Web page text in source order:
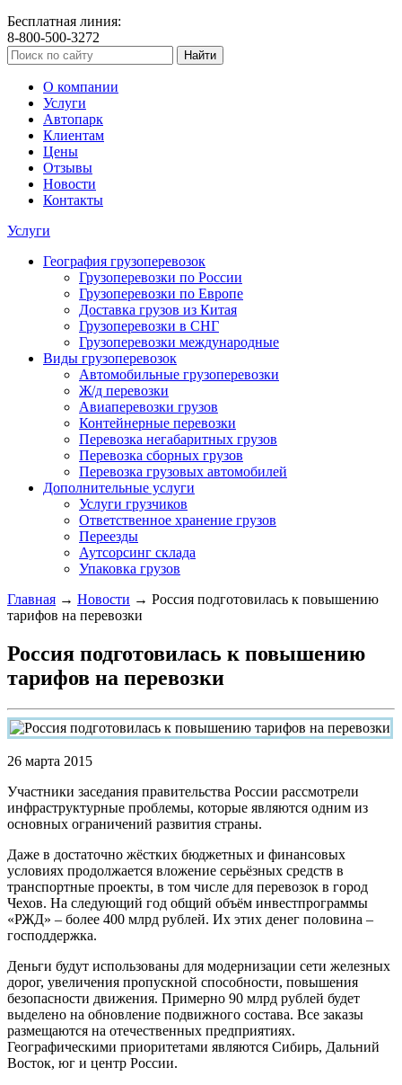
Бесплатная линия:
8-800-500-3272
О компании
Услуги
Автопарк
Клиентам
Цены
Отзывы
Новости
Контакты
Услуги
География грузоперевозок
Грузоперевозки по России
Грузоперевозки по Европе
Доставка грузов из Китая
Грузоперевозки в СНГ
Грузоперевозки международные
Виды грузоперевозок
Автомобильные грузоперевозки
Ж/д перевозки
Авиаперевозки грузов
Контейнерные перевозки
Перевозка негабаритных грузов
Перевозка сборных грузов
Перевозка грузовых автомобилей
Дополнительные услуги
Услуги грузчиков
Ответственное хранение грузов
Переезды
Аутсорсинг склада
Упаковка грузов
Главная → Новости → Россия подготовилась к повышению
тарифов на перевозки
Россия подготовилась к повышению
тарифов на перевозки
26 марта 2015
Участники заседания правительства России рассмотрели
инфраструктурные проблемы, которые являются одним из
основных ограничений развития страны.
Даже в достаточно жёстких бюджетных и финансовых
условиях продолжается вложение серьёзных средств в
транспортные проекты, в том числе для перевозок в город
Чехов. На следующий год общий объём инвестпрограммы
«РЖД» – более 400 млрд рублей. Их этих денег половина –
господдержка.
Деньги будут использованы для модернизации сети железных
дорог, увеличения пропускной способности, повышения
безопасности движения. Примерно 90 млрд рублей будет
выделено на обновление подвижного состава. Все заказы
размещаются на отечественных предприятиях.
Географическими приоритетами являются Сибирь, Дальний
Восток, юг и центр России.